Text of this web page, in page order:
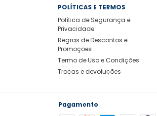
POLÍTICAS E TERMOS
Política de Segurança e
Privacidade
Regras de Descontos e
Promoções
Termo de Uso e Condições
Trocas e devoluções
Pagamento